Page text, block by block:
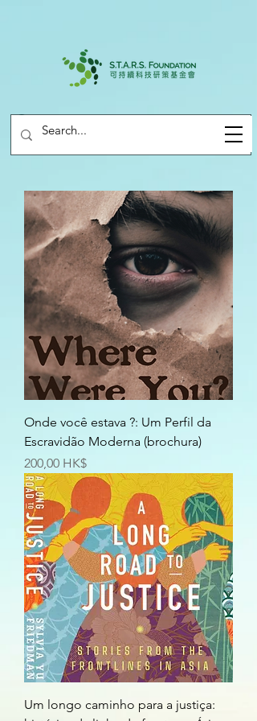
Onde você estava ?: Um Perfil da
Escravidão Moderna (brochura)
Preço
200,00 HK$
Um longo caminho para a justiça: